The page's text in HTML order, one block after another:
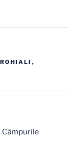
,
Câmpurile